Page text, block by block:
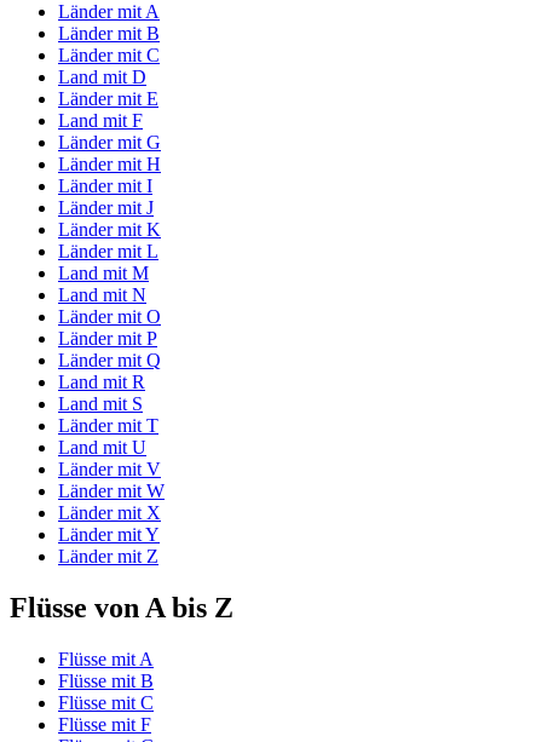
Länder mit A
Länder mit B
Länder mit C
Land mit D
Länder mit E
Land mit F
Länder mit G
Länder mit H
Länder mit I
Länder mit J
Länder mit K
Länder mit L
Land mit M
Land mit N
Länder mit O
Länder mit P
Länder mit Q
Land mit R
Land mit S
Länder mit T
Land mit U
Länder mit V
Länder mit W
Länder mit X
Länder mit Y
Länder mit Z
Flüsse von A bis Z
Flüsse mit A
Flüsse mit B
Flüsse mit C
Flüsse mit F